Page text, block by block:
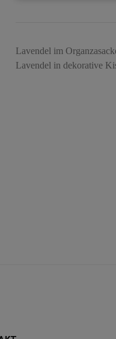
Lavendel im
Lavendel in dekorative